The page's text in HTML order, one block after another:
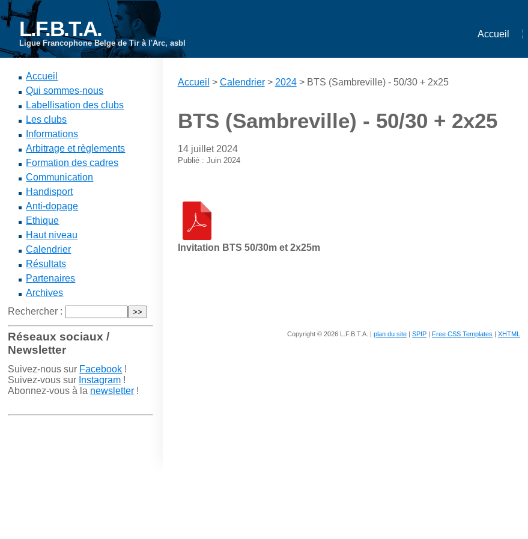
L.F.B.T.A.
Ligue Francophone Belge de Tir à l'Arc, asbl
Accueil
Accueil
Qui sommes-nous
Labellisation des clubs
Les clubs
Informations
Arbitrage et règlements
Formation des cadres
Communication
Handisport
Anti-dopage
Ethique
Haut niveau
Calendrier
Résultats
Partenaires
Archives
Rechercher :
Réseaux sociaux /
Newsletter
Suivez-nous sur Facebook !
Suivez-vous sur Instagram !
Abonnez-vous à la newsletter !
Accueil > Calendrier> 2024> BTS (Sambreville) - 50/30 + 2x25
BTS (Sambreville) - 50/30 + 2x25
14 juillet 2024
Publié : Juin 2024
Invitation BTS 50/30m et 2x25m
Copyright © 2026 L.F.B.T.A. | plan du site | SPIP | Free CSS Templates | XHTML